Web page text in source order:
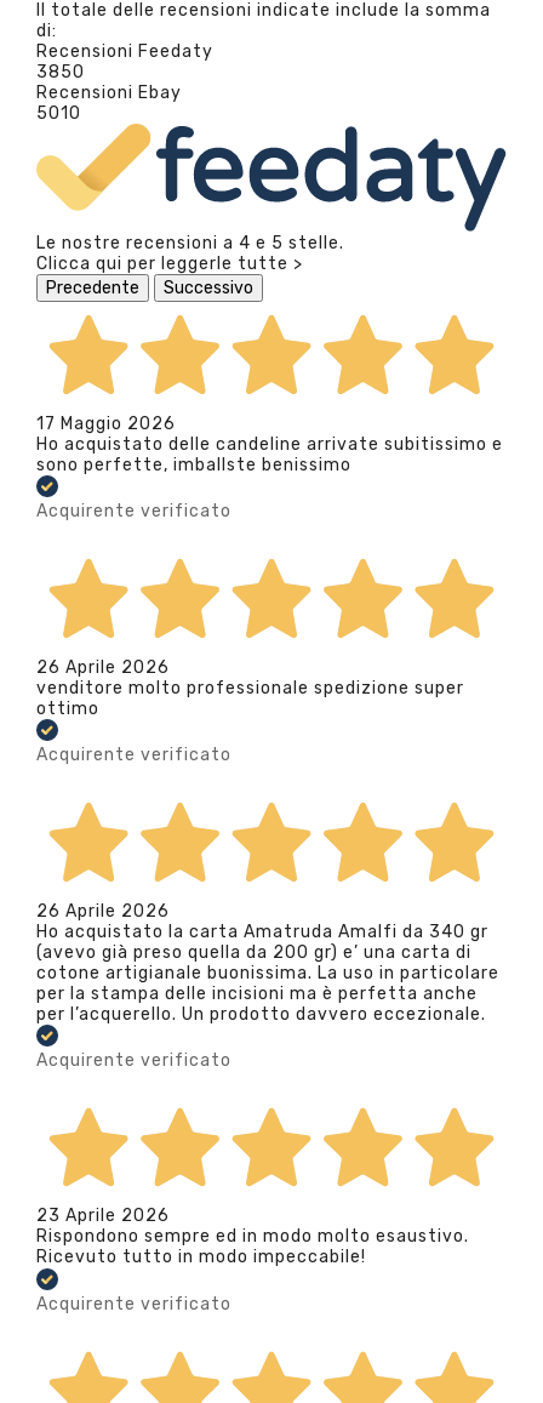
Il totale delle recensioni indicate include la somma
di:
Recensioni Feedaty
3850
Recensioni Ebay
5010
Le nostre recensioni a 4 e 5 stelle.
Clicca qui per leggerle tutte >
Precedente
Successivo
17 Maggio 2026
Ho acquistato delle candeline arrivate subitissimo e
sono perfette, imballste benissimo
Acquirente verificato
26 Aprile 2026
venditore molto professionale spedizione super
ottimo
Acquirente verificato
26 Aprile 2026
Ho acquistato la carta Amatruda Amalfi da 340 gr
(avevo già preso quella da 200 gr) e’ una carta di
cotone artigianale buonissima. La uso in particolare
per la stampa delle incisioni ma è perfetta anche
per l’acquerello. Un prodotto davvero eccezionale.
Acquirente verificato
23 Aprile 2026
Rispondono sempre ed in modo molto esaustivo.
Ricevuto tutto in modo impeccabile!
Acquirente verificato